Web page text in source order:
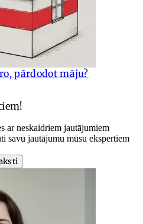
pārdodot māju?
ar neskaidriem jautājumiem
savu jautājumu mūsu ekspertiem